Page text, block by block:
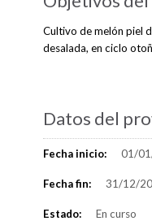
Cultivo de melón piel
desalada, en ciclo
Datos del
Fecha inicio: 01/
Fecha fin: 31/12/
Estado: En curso